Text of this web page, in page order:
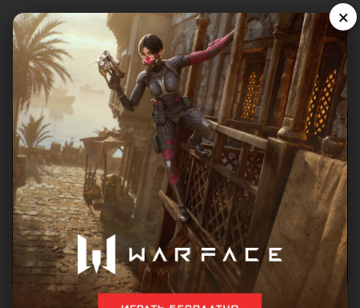
×
Реклама. ООО «АСТРУМ ЛАБ» · erid: 2VtzqxjNNdc